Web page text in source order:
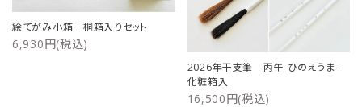
絵てがみ小箱 桐箱入りセット
6,930円(税込)
2026年干支筆 丙午-ひのえうま-
化粧箱入
16,500円(税込)